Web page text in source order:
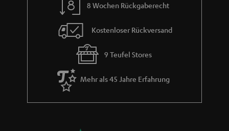
8 Wochen Rückgaberecht
Kostenloser Rückversand
9 Teufel Stores
Mehr als 45 Jahre Erfahrung